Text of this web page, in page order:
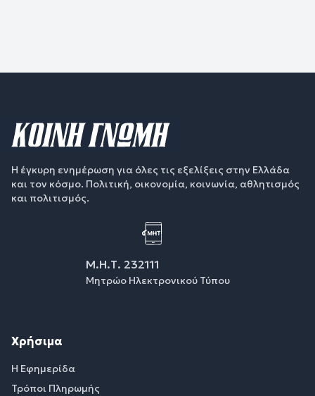
Η έγκυρη ενημέρωση για όλες τις εξελίξεις στην Ελλάδα
και τον κόσμο. Πολιτική, οικονομία, κοινωνία, αθλητισμός
και πολιτισμός.
Μ.Η.Τ. 232111
Μητρώο Ηλεκτρονικού Τύπου
Χρήσιμα
Η Εφημερίδα
Τρόποι Πληρωμής